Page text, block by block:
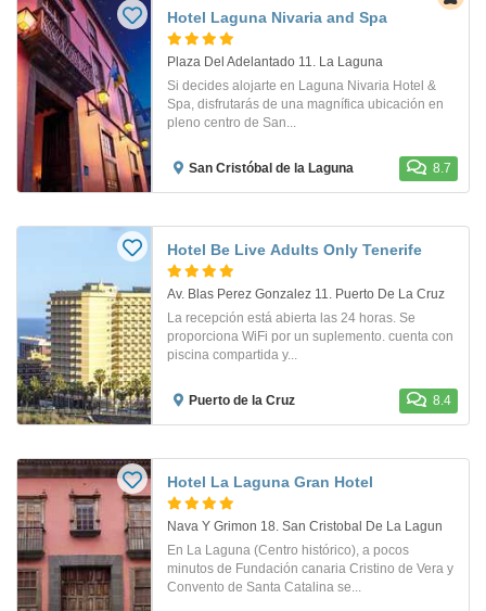
Hotel Laguna Nivaria and Spa
Plaza Del Adelantado 11. La Laguna
Si decides alojarte en Laguna Nivaria Hotel &
Spa, disfrutarás de una magnífica ubicación en
pleno centro de San...
San Cristóbal de la Laguna 8.7
Hotel Be Live Adults Only Tenerife
Av. Blas Perez Gonzalez 11. Puerto De La Cruz
La recepción está abierta las 24 horas. Se
proporciona WiFi por un suplemento. cuenta con
piscina compartida y...
Puerto de la Cruz 8.4
Hotel La Laguna Gran Hotel
Nava Y Grimon 18. San Cristobal De La Lagun
En La Laguna (Centro histórico), a pocos
minutos de Fundación canaria Cristino de Vera y
Convento de Santa Catalina se...